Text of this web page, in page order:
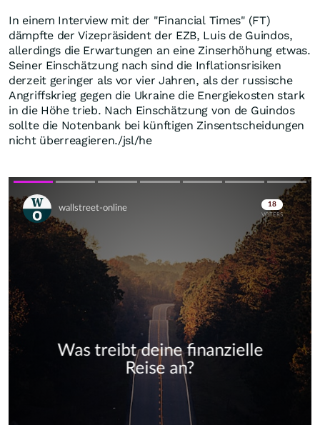
In einem Interview mit der "Financial Times" (FT)
dämpfte der Vizepräsident der EZB, Luis de Guindos,
allerdings die Erwartungen an eine Zinserhöhung etwas.
Seiner Einschätzung nach sind die Inflationsrisiken
derzeit geringer als vor vier Jahren, als der russische
Angriffskrieg gegen die Ukraine die Energiekosten stark
in die Höhe trieb. Nach Einschätzung von de Guindos
sollte die Notenbank bei künftigen Zinsentscheidungen
nicht überreagieren./jsl/he
Skip